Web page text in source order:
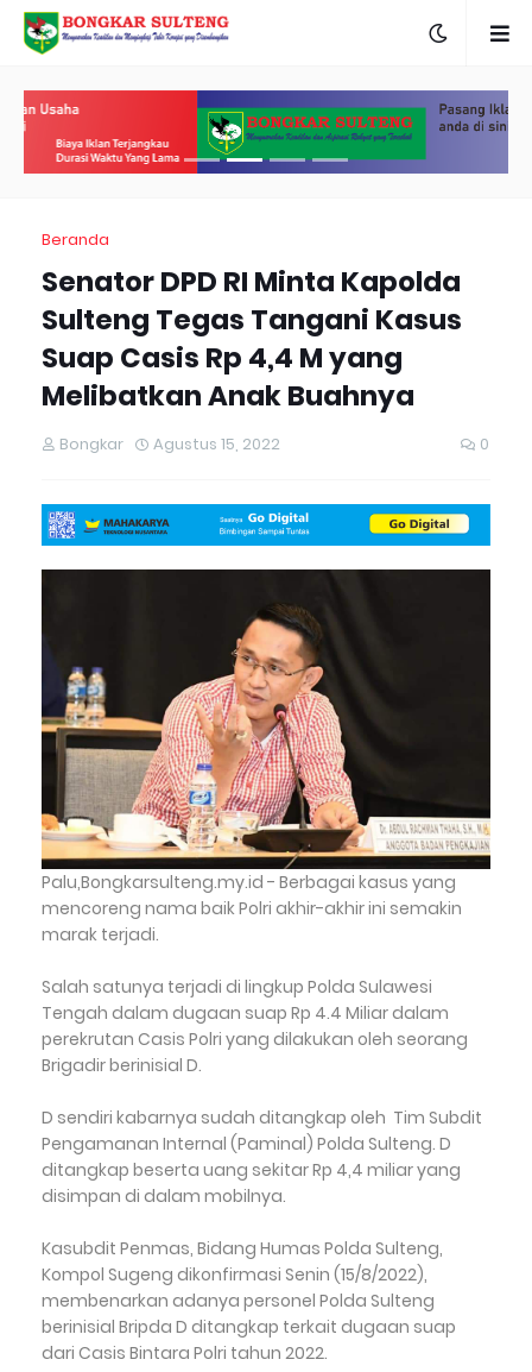
Beranda
Senator DPD RI Minta Kapolda
Sulteng Tegas Tangani Kasus
Suap Casis Rp 4,4 M yang
Melibatkan Anak Buahnya
Bongkar Agustus 15, 2022 0
Palu,Bongkarsulteng.my.id - Berbagai kasus yang
mencoreng nama baik Polri akhir-akhir ini semakin
marak terjadi.
Salah satunya terjadi di lingkup Polda Sulawesi
Tengah dalam dugaan suap Rp 4.4 Miliar dalam
perekrutan Casis Polri yang dilakukan oleh seorang
Brigadir berinisial D.
D sendiri kabarnya sudah ditangkap oleh Tim Subdit
Pengamanan Internal (Paminal) Polda Sulteng. D
ditangkap beserta uang sekitar Rp 4,4 miliar yang
disimpan di dalam mobilnya.
Kasubdit Penmas, Bidang Humas Polda Sulteng,
Kompol Sugeng dikonfirmasi Senin (15/8/2022),
membenarkan adanya personel Polda Sulteng
berinisial Bripda D ditangkap terkait dugaan suap
dari Casis Bintara Polri tahun 2022.